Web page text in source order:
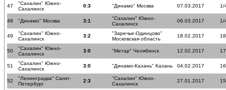
47
"Сахалин" Южно-
Сахалинск
0:3 "Динамо" Москва 07.03.2017 1/
48 "Динамо" Москва 3:1
"Сахалин" Южно-
Сахалинск
06.03.2017 1/
49
"Сахалин" Южно-
Сахалинск
3:2
"Заречье-Одинцово"
Московская область
18.02.2017
50
"Сахалин" Южно-
Сахалинск
3:0 "Метар" Челябинск 12.02.2017
51
"Сахалин" Южно-
Сахалинск
3:0 "Динамо-Казань" Казань 04.02.2017
52
"Ленинградка" Санкт-
Петербург
2:3
"Сахалин" Южно-
Сахалинск
27.01.2017